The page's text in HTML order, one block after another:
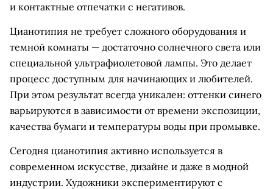
и контактные отпечатки с негативов.
Цианотипия не требует сложного оборудования и
темной комнаты — достаточно солнечного света или
специальной ультрафиолетовой лампы. Это делает
процесс доступным для начинающих и любителей.
При этом результат всегда уникален: оттенки синего
варьируются в зависимости от времени экспозиции,
качества бумаги и температуры воды при промывке.
Сегодня цианотипия активно используется в
современном искусстве, дизайне и даже в модной
индустрии. Художники экспериментируют с